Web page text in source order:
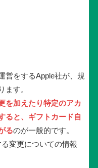
営をするApple社が、規
ます。
を加えたり特定のアカ
ると、ギフトカード自
るのが一般的です。
変更についての情報